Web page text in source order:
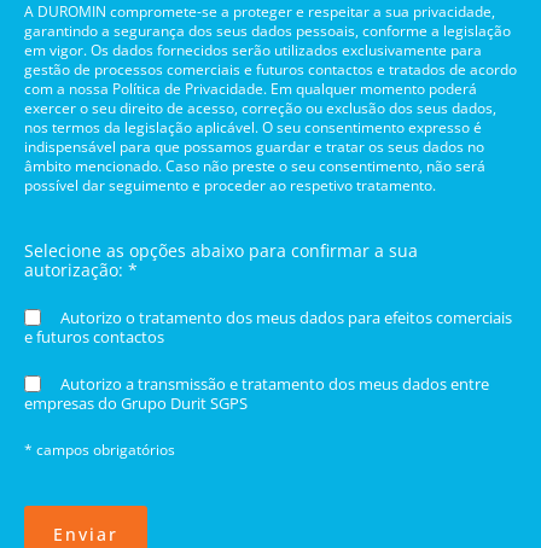
A DUROMIN compromete-se a proteger e respeitar a sua privacidade,
garantindo a segurança dos seus dados pessoais, conforme a legislação
em vigor. Os dados fornecidos serão utilizados exclusivamente para
gestão de processos comerciais e futuros contactos e tratados de acordo
com a nossa Política de Privacidade. Em qualquer momento poderá
exercer o seu direito de acesso, correção ou exclusão dos seus dados,
nos termos da legislação aplicável. O seu consentimento expresso é
indispensável para que possamos guardar e tratar os seus dados no
âmbito mencionado. Caso não preste o seu consentimento, não será
possível dar seguimento e proceder ao respetivo tratamento.
Selecione as opções abaixo para confirmar a sua
autorização: *
Autorizo o tratamento dos meus dados para efeitos comerciais
e futuros contactos
Autorizo a transmissão e tratamento dos meus dados entre
empresas do Grupo Durit SGPS
* campos obrigatórios
Enviar